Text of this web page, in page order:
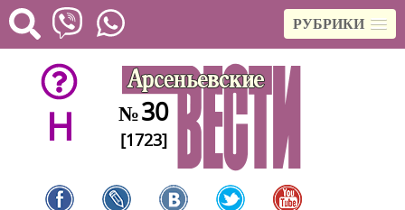
РУБРИКИ
H №30
[1723]